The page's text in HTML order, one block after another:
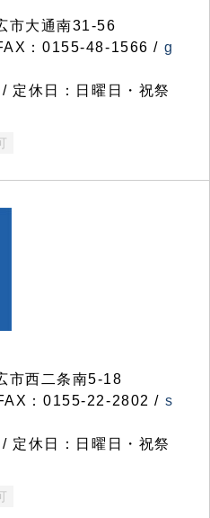
大通南31-56
：0155-48-1566 / g
定休日：日曜日・祝祭
西二条南5-18
：0155-22-2802 / s
定休日：日曜日・祝祭